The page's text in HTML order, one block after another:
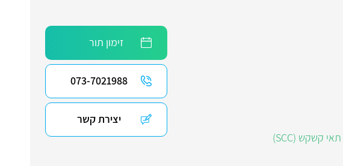
זימון תור
073-7021988
יצירת קשר